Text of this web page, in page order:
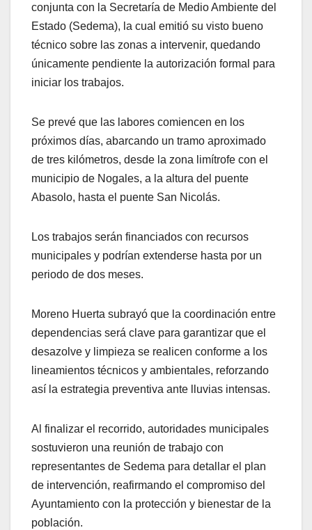
conjunta con la Secretaría de Medio Ambiente del
Estado (Sedema), la cual emitió su visto bueno
técnico sobre las zonas a intervenir, quedando
únicamente pendiente la autorización formal para
iniciar los trabajos.
Se prevé que las labores comiencen en los
próximos días, abarcando un tramo aproximado
de tres kilómetros, desde la zona limítrofe con el
municipio de Nogales, a la altura del puente
Abasolo, hasta el puente San Nicolás.
Los trabajos serán financiados con recursos
municipales y podrían extenderse hasta por un
periodo de dos meses.
Moreno Huerta subrayó que la coordinación entre
dependencias será clave para garantizar que el
desazolve y limpieza se realicen conforme a los
lineamientos técnicos y ambientales, reforzando
así la estrategia preventiva ante lluvias intensas.
Al finalizar el recorrido, autoridades municipales
sostuvieron una reunión de trabajo con
representantes de Sedema para detallar el plan
de intervención, reafirmando el compromiso del
Ayuntamiento con la protección y bienestar de la
población.